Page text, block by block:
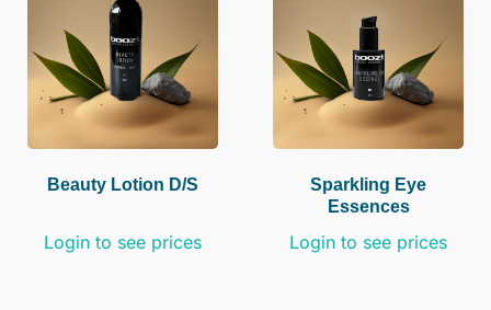
Beauty Lotion D/s
Login to see prices
Sparkling Eye
Essences
Login to see prices